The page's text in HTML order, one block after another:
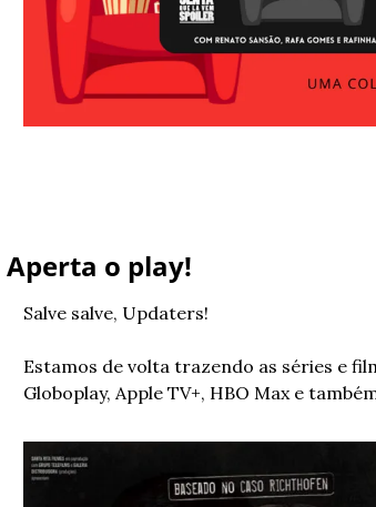
Aperta o play!
Salve salve, Updaters!
Estamos de volta trazendo as séries e
Globoplay, Apple TV+, HBO Max e